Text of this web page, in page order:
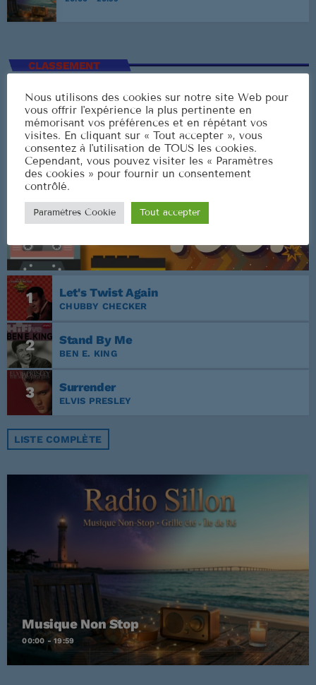
CLASSEMENT
1 Let's Twist Again
CHUBBY CHECKER
2 Stand By Me
BEN E. KING
3 Surrender
ELVIS PRESLEY
LISTE COMPLÈTE
Musique Non Stop
00:00 - 19:59
Nous utilisons des cookies sur notre site Web pour
vous offrir l'expérience la plus pertinente en
mémorisant vos préférences et en répétant vos
visites. En cliquant sur « Tout accepter », vous
consentez à l'utilisation de TOUS les cookies.
Cependant, vous pouvez visiter les « Paramètres
des cookies » pour fournir un consentement
contrôlé.
Paramètres Cookie Tout accepter